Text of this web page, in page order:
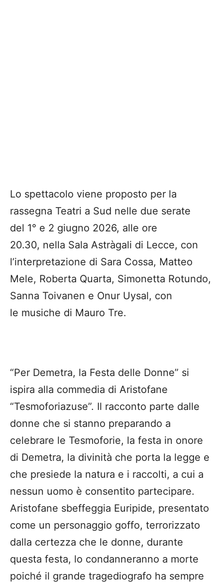
Lo spettacolo viene proposto per la
rassegna Teatri a Sud nelle due serate
del 1° e 2 giugno 2026, alle ore
20.30, nella Sala Astràgali di Lecce, con
l’interpretazione di Sara Cossa, Matteo
Mele, Roberta Quarta, Simonetta Rotundo,
Sanna Toivanen e Onur Uysal, con
le musiche di Mauro Tre.
“Per Demetra, la Festa delle Donne” si
ispira alla commedia di Aristofane
“Tesmoforiazuse”. Il racconto parte dalle
donne che si stanno preparando a
celebrare le Tesmoforie, la festa in onore
di Demetra, la divinità che porta la legge e
che presiede la natura e i raccolti, a cui a
nessun uomo è consentito partecipare.
Aristofane sbeffeggia Euripide, presentato
come un personaggio goffo, terrorizzato
dalla certezza che le donne, durante
questa festa, lo condanneranno a morte
poiché il grande tragediografo ha sempre